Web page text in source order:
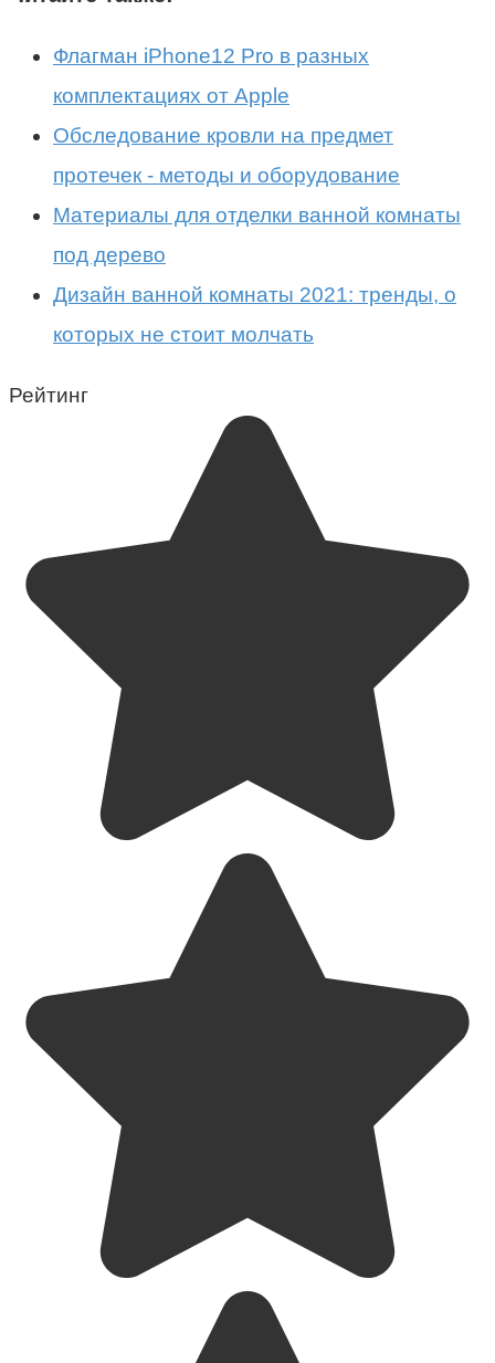
Флагман iPhone12 Pro в разных
комплектациях от Apple
Обследование кровли на предмет
протечек - методы и оборудование
Материалы для отделки ванной комнаты
под дерево
Дизайн ванной комнаты 2021: тренды, о
которых не стоит молчать
Рейтинг